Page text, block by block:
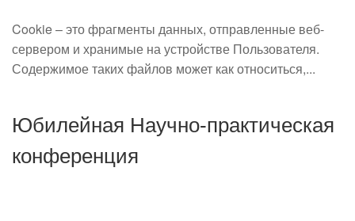
Cookie – это фрагменты данных, отправленные веб-
сервером и хранимые на устройстве Пользователя.
Содержимое таких файлов может как относиться,...
Юбилейная Научно-практическая
конференция